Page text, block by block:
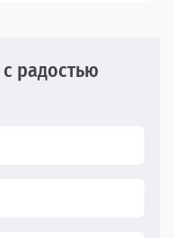
радостью